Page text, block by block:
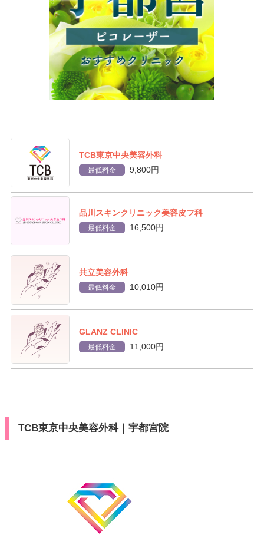
TCB東京中央美容外科
最低料金 9,800円
品川スキンクリニック美容皮フ科
最低料金 16,500円
共立美容外科
最低料金 10,010円
GLANZ CLINIC
最低料金 11,000円
TCB東京中央美容外科｜宇都宮院